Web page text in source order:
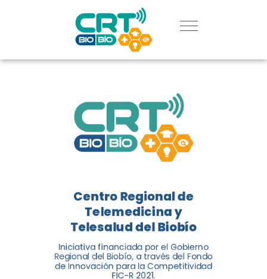
REGIÓN:
CONOCE
LOGROS
DE CRT
BIOBÍO
El Centro Regional de
Telemedicina y Telesalud del
Biobío presenta el balance de
tres años acercando la salud
digital a los habitantes...
Centro Regional de
Telemedicina y
Telesalud del Biobío
Iniciativa financiada por el Gobierno
Regional del Biobío, a través del Fondo
de Innovación para la Competitividad
FIC-R 2021.